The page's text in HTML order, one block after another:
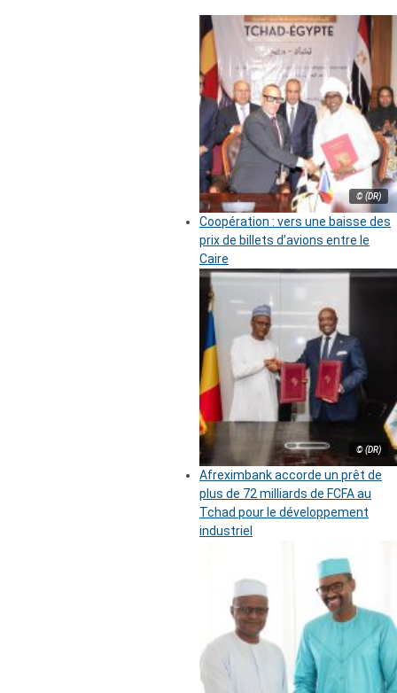
© (DR)
Coopération : vers une baisse des
prix de billets d’avions entre le
Caire
© (DR)
Afreximbank accorde un prêt de
plus de 72 milliards de FCFA au
Tchad pour le développement
industriel